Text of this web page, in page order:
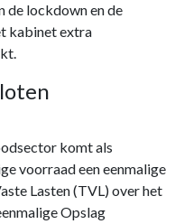
de lockdown en de
kabinet extra
komt als
voorraad een eenmalige
Lasten (TVL) over het
Opslag